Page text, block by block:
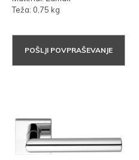
Teža: 0,75 kg
POŠLJI POVPRAŠEVANJE